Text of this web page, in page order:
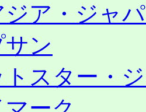
ジア・ジャ
ン
トスター・